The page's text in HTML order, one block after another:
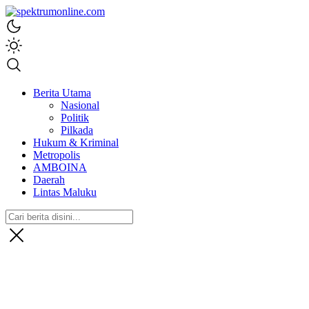
spektrumonline.com
Berita Utama
Nasional
Politik
Pilkada
Hukum & Kriminal
Metropolis
AMBOINA
Daerah
Lintas Maluku